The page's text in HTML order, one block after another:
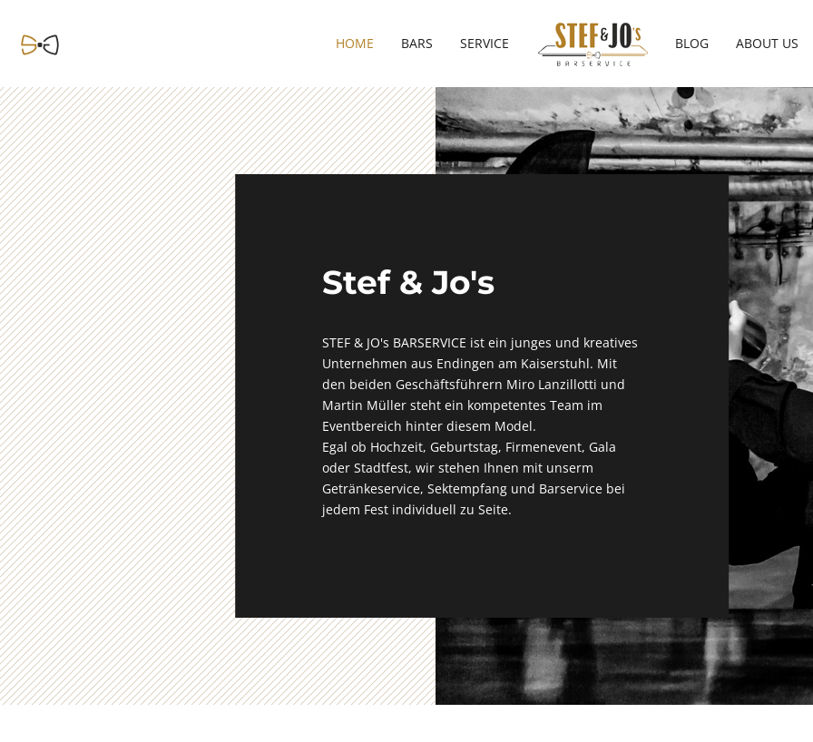
HOME BARS SERVICE BLOG ABOUT US
Stef & Jo's
STEF & JO's BARSERVICE ist ein junges und kreatives
Unternehmen aus Endingen am Kaiserstuhl. Mit
den beiden Geschäftsführern Miro Lanzillotti und
Martin Müller steht ein kompetentes Team im
Eventbereich hinter diesem Model.
Egal ob Hochzeit, Geburtstag, Firmenevent, Gala
oder Stadtfest, wir stehen Ihnen mit unserm
Getränkeservice, Sektempfang und Barservice bei
jedem Fest individuell zu Seite.